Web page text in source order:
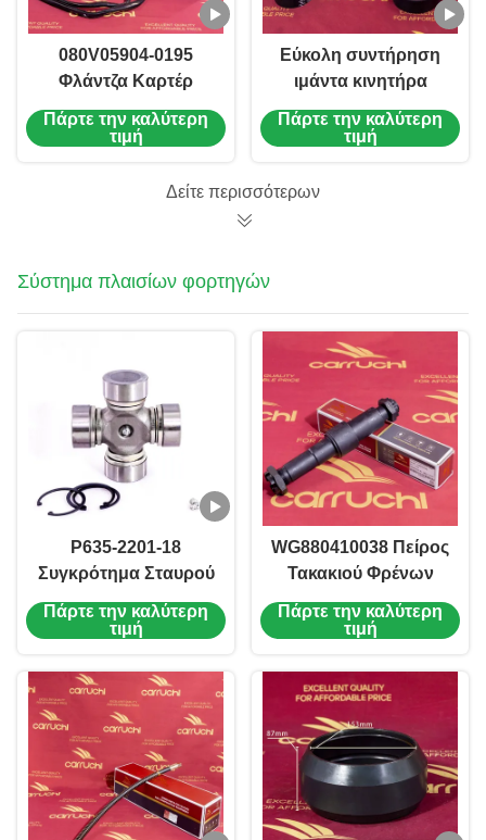
080V05904-0195
Φλάντζα Καρτέρ
Λαδιού
Εξοικονόμησης
SINOTRUK HOWO
Πάρτε την καλύτερη
τιμή
Εύκολη συντήρηση
ιμάντα κινητήρα
ντίζελ Ομαλή
λειτουργία αξεσουάρ
Weichai WD615
Πάρτε την καλύτερη
τιμή
Δείτε περισσότερων
Σύστημα πλαισίων φορτηγών
P635-2201-18
Συγκρότημα Σταυρού
FOR Howo ALEX
Συγκρότημα Σταυρού
Πάρτε την καλύτερη
τιμή
WG880410038 Πείρος
Τακακιού Φρένων
Ανταλλακτικά
Φορτηγού Howo
Θερμότητα Ασφαλής
Λειτουργία
Πάρτε την καλύτερη
τιμή